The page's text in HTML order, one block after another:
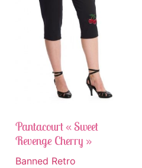
Pantacourt « Sweet
Revenge Cherry »
Banned Retro